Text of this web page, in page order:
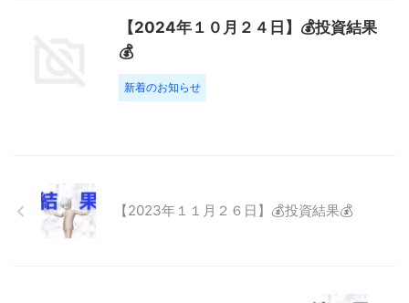
【2024年１０月２４日】💰投資結果
💰
新着のお知らせ
【2023年１１月２６日】💰投資結果💰